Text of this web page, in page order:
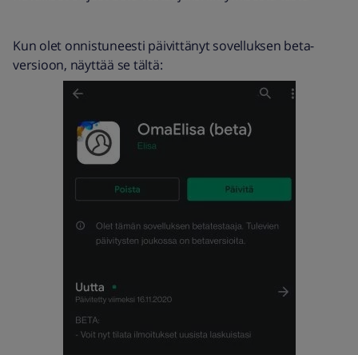
Kun olet onnistuneesti päivittänyt sovelluksen beta-
versioon, näyttää se tältä: